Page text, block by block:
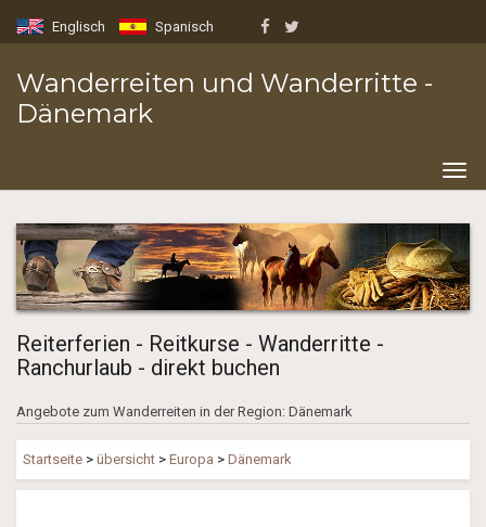
Englisch Spanisch
Wanderreiten und Wanderritte -
Dänemark
Reiterferien - Reitkurse - Wanderritte -
Ranchurlaub - direkt buchen
Angebote zum Wanderreiten in der Region: Dänemark
Startseite > übersicht > Europa > Dänemark